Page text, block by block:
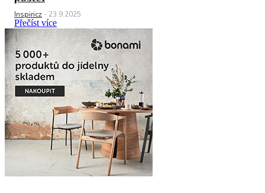
Inspiricz - 23.9.2025
Přečíst více